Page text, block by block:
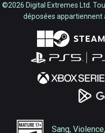
©2026 Digital Extremes Ltd.
déposées appartiennent
Sang,